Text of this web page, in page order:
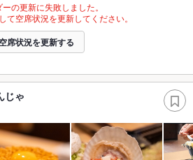
の更新に失敗しました。
て空席状況を更新してください。
空席状況を更新する
じゃ